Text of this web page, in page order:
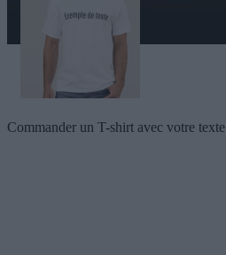
Commander un T-shirt avec votre texte